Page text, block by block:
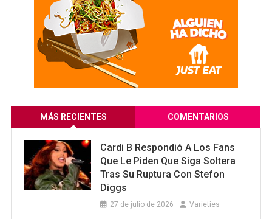
MÁS RECIENTES COMENTARIOS
Cardi B Respondió A Los Fans
Que Le Piden Que Siga Soltera
Tras Su Ruptura Con Stefon
Diggs
27 de julio de 2026 Varieties